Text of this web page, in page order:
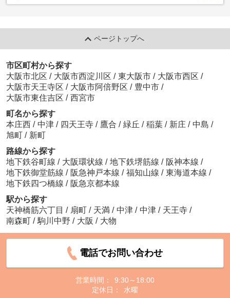
ページトップへ
市区町村から探す
大阪市北区 / 大阪市西淀川区 / 東大阪市 / 大阪市西区 /
大阪市天王寺区 / 大阪市阿倍野区 / 豊中市 /
大阪市東住吉区 / 西宮市
町名から探す
本庄西 / 中津 / 四天王寺 / 鷹合 / 緑丘 / 稲葉 / 新庄 / 中島 /
旭町 / 新町
路線から探す
地下鉄谷町線 / 大阪環状線 / 地下鉄堺筋線 / 阪神本線 /
地下鉄御堂筋線 / 阪急神戸本線 / 福知山線 / 東海道本線 /
地下鉄四つ橋線 / 阪急京都本線
駅から探す
天神橋筋六丁目 / 扇町 / 天満 / 中津 / 中津 / 天王寺 /
南森町 / 駒川中野 / 大阪 / 大物
電話でお問い合わせ
営業時間：
9:30～18:00
定休日：
水曜